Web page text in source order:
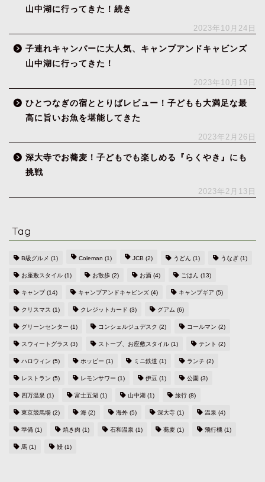
山中湖に行ってきた！続き
2023年10月24日
子連れキャンパーに大人気、キャンプアンドキャビンズ
山中湖に行ってきた！
2023年10月19日
ひとつなぎの宿ととりばレビュー！子どもも大満足な最
高に旨いお魚を堪能してきた
2023年2月26日
深大寺でお蕎麦！子どもでも楽しめる『らくやき』にも
挑戦
2023年2月13日
Tag
B級グルメ (1) Coleman (1) JCB (2) うどん (1) うなぎ (1)
お座敷スタイル (1) お散歩 (2) お酒 (4) ごはん (13)
キャンプ(14) キャンプアンドキャビンズ (4) キャンプギア (5)
クリスマス (1) クレジットカード (3) グアム (6)
グリーンセンター (1) コンシェルジュデスク (2) コールマン (2)
スウィートグラス (3) ストーブ、お座敷スタイル (1) テント (2)
ハロウィン (5) ホッピー (1) ミニ鉄道 (1) ランチ (2)
レストラン (5) レモンサワー (1) 伊豆 (1) 公園 (3)
四万温泉 (1) 富士五湖 (1) 山中湖 (1) 旅行 (8)
東京競馬場 (2) 海 (2) 海外 (5) 深大寺 (1) 温泉 (4)
準備 (1) 焼き肉 (1) 石和温泉 (1) 蕎麦 (1) 飛行機 (1)
馬 (1) 鰻 (1)